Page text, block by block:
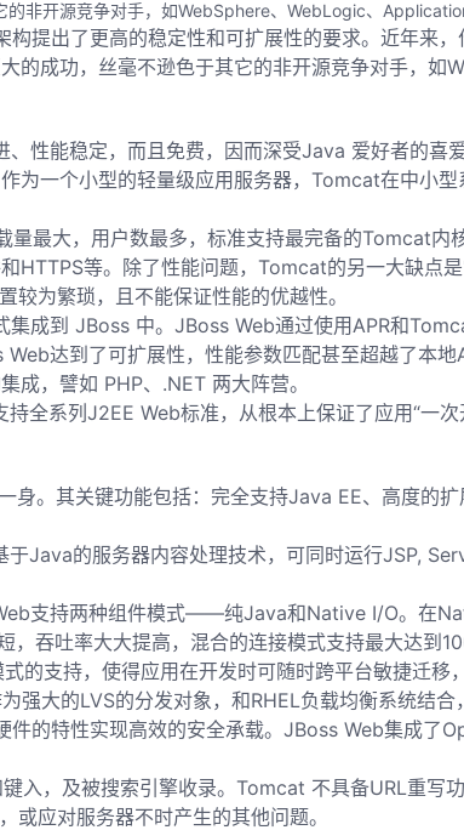
非开源竞争对手，如WebSphere、WebLogic、
提出了更高的稳定性和可扩展性的要求。近年来
的成功，丝毫不逊色于其它的非开源竞争对手，
性能稳定，而且免费，因而深受Java 爱好者的喜
为一个小型的轻量级应用服务器，Tomcat在中小
最大，用户数最多，标准支持最完备的Tomcat内
HTTPS等。除了性能问题，Tomcat的另一大缺点
为繁琐，且不能保证性能的优越性。
成到 JBoss 中。JBoss Web通过使用APR和
达到了可扩展性，性能参数匹配甚至超越了本
，譬如 PHP、.NET 两大阵营。
系列J2EE Web标准，从根本上保证了应用“一
。其关键功能包括：完全支持Java EE、高度的
Java的服务器内容处理技术，可同时运行JSP,
支持两种组件模式——纯Java和Native I/O。在
吞吐率大大提高，混合的连接模式支持最大达到
的支持，使得应用在开发时可随时跨平台敏捷迁
大的LVS的分发对象，和RHEL负载均衡系统结合
的特性实现高效的安全承载。JBoss Web集成了
，及被搜索引擎收录。Tomcat 不具备URL重写
应对服务器不时产生的其他问题。